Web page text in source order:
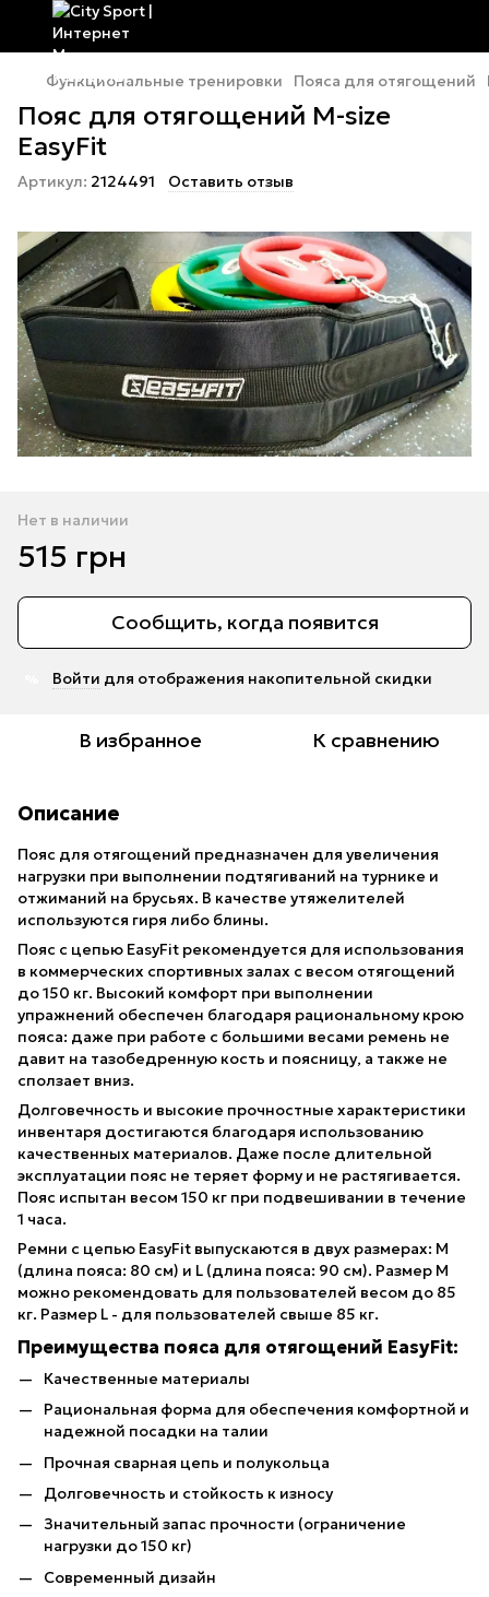
Функциональные тренировки Пояса для отягощений
Пояс для отягощений M-size
EasyFit
Артикул: 2124491 Оставить отзыв
Нет в наличии
515 грн
Сообщить, когда появится
Войти для отображения накопительной скидки
В избранное К сравнению
Описание
Пояс для отягощений предназначен для увеличения
нагрузки при выполнении подтягиваний на турнике и
отжиманий на брусьях. В качестве утяжелителей
используются гиря либо блины.
Пояс с цепью EasyFit рекомендуется для использования
в коммерческих спортивных залах с весом отягощений
до 150 кг. Высокий комфорт при выполнении
упражнений обеспечен благодаря рациональному крою
пояса: даже при работе с большими весами ремень не
давит на тазобедренную кость и поясницу, а также не
сползает вниз.
Долговечность и высокие прочностные характеристики
инвентаря достигаются благодаря использованию
качественных материалов. Даже после длительной
эксплуатации пояс не теряет форму и не растягивается.
Пояс испытан весом 150 кг при подвешивании в течение
1 часа.
Ремни с цепью EasyFit выпускаются в двух размерах: M
(длина пояса: 80 см) и L (длина пояса: 90 см). Размер M
можно рекомендовать для пользователей весом до 85
кг. Размер L - для пользователей свыше 85 кг.
Преимущества пояса для отягощений EasyFit:
Качественные материалы
Рациональная форма для обеспечения комфортной и
надежной посадки на талии
Прочная сварная цепь и полукольца
Долговечность и стойкость к износу
Значительный запас прочности (ограничение
нагрузки до 150 кг)
Современный дизайн